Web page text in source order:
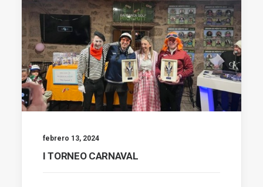
febrero 13, 2024
I TORNEO CARNAVAL